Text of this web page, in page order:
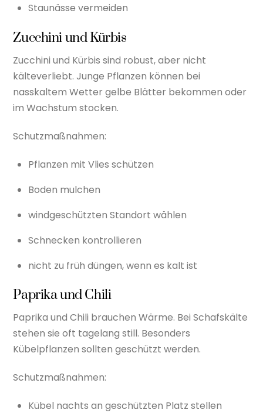
Staunässe vermeiden
Zucchini und Kürbis
Zucchini und Kürbis sind robust, aber nicht
kälteverliebt. Junge Pflanzen können bei
nasskaltem Wetter gelbe Blätter bekommen oder
im Wachstum stocken.
Schutzmaßnahmen:
Pflanzen mit Vlies schützen
Boden mulchen
windgeschützten Standort wählen
Schnecken kontrollieren
nicht zu früh düngen, wenn es kalt ist
Paprika und Chili
Paprika und Chili brauchen Wärme. Bei Schafskälte
stehen sie oft tagelang still. Besonders
Kübelpflanzen sollten geschützt werden.
Schutzmaßnahmen:
Kübel nachts an geschützten Platz stellen